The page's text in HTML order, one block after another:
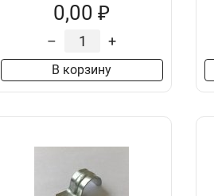
0,00 ₽
– +
В корзину